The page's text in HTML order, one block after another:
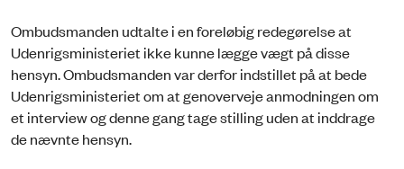
Ombudsmanden udtalte i en foreløbig redegørelse at
Udenrigsministeriet ikke kunne lægge vægt på disse
hensyn. Ombudsmanden var derfor indstillet på at bede
Udenrigsministeriet om at genoverveje anmodningen om
et interview og denne gang tage stilling uden at inddrage
de nævnte hensyn.